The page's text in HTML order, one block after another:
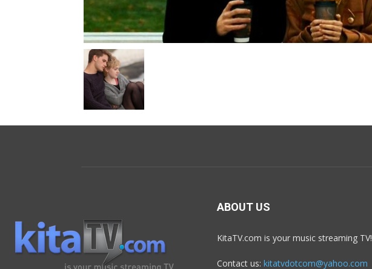
ABOUT US
KitaTV.com is your music streaming TV!
Contact us: kitatvdotcom@yahoo.com